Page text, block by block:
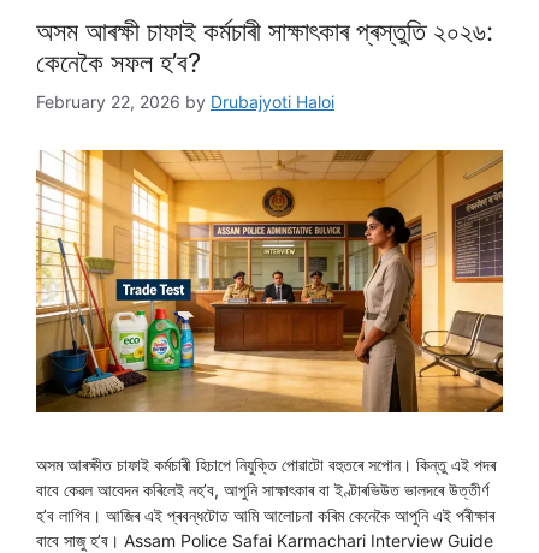
অসম আৰক্ষী চাফাই কৰ্মচাৰী সাক্ষাৎকাৰ প্ৰস্তুতি ২০২৬:
কেনেকৈ সফল হ’ব?
February 22, 2026 by Drubajyoti Haloi
অসম আৰক্ষীত চাফাই কৰ্মচাৰী হিচাপে নিযুক্তি পোৱাটো বহুতৰে সপোন। কিন্তু এই পদৰ
বাবে কেৱল আবেদন কৰিলেই নহ’ব, আপুনি সাক্ষাৎকাৰ বা ইণ্টাৰভিউত ভালদৰে উত্তীৰ্ণ
হ’ব লাগিব। আজিৰ এই প্ৰবন্ধটোত আমি আলোচনা কৰিম কেনেকৈ আপুনি এই পৰীক্ষাৰ
বাবে সাজু হ’ব। Assam Police Safai Karmachari Interview Guide